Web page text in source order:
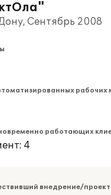
Сентябрь 2008
рабочих
работающих
4
внедрение/проект